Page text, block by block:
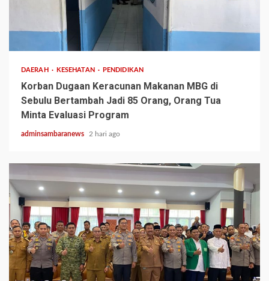
3 min read
DAERAH KESEHATAN PENDIDIKAN
Korban Dugaan Keracunan Makanan MBG di
Sebulu Bertambah Jadi 85 Orang, Orang Tua
Minta Evaluasi Program
adminsambaranews 2 hari ago